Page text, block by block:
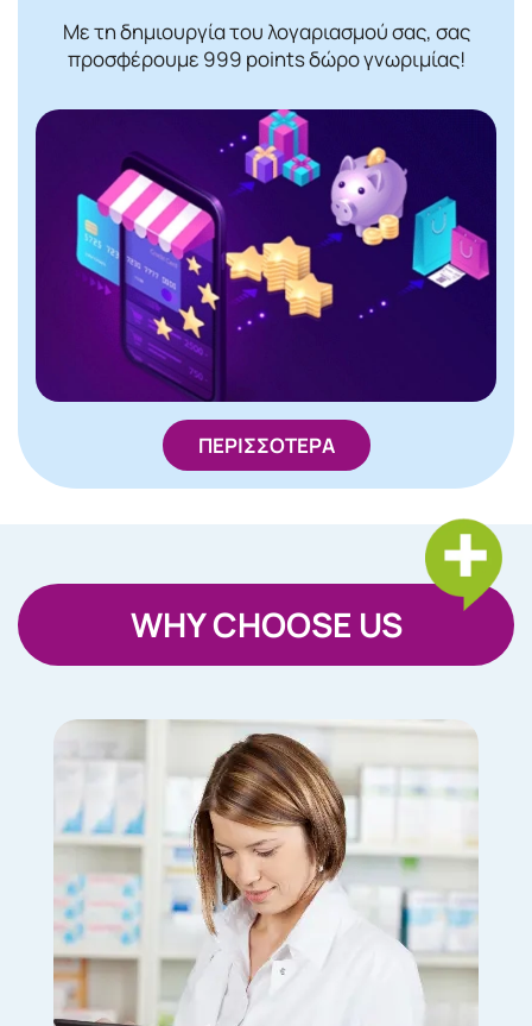
Με τη δημιουργία του λογαριασμού σας, σας
προσφέρουμε 999 points δώρο γνωριμίας!
ΠΕΡΙΣΣΟΤΕΡΑ
WHY CHOOSE US